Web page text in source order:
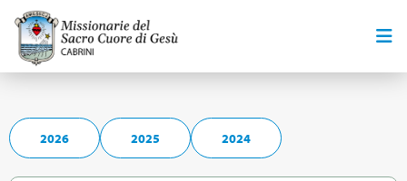
2026 2025 2024